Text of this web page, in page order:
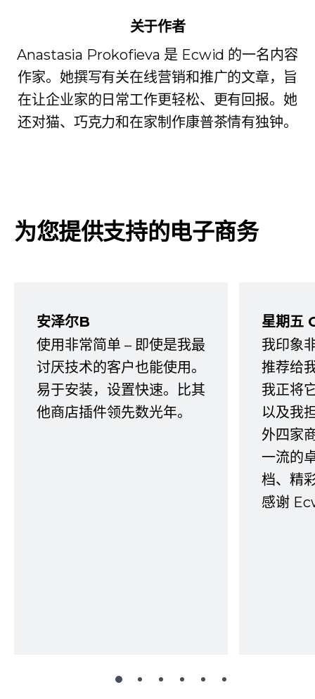
关于作者
Anastasia Prokofieva 是 Ecwid 的一名内容
作家。她撰写有关在线营销和推广的文章，旨
在让企业家的日常工作更轻松、更有回报。她
还对猫、巧克力和在家制作康普茶情有独钟。
为您提供支持的电子商务
安泽尔B
使用非常简单 – 即使是我最
讨厌技术的客户也能使用。
易于安装，设置快速。比其
他商店插件领先数光年。
星期五
我印象
推荐给
我正将
以及我
外四家
一流的
档、精
感谢